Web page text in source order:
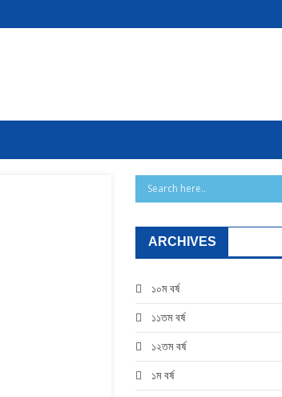
ARCHIVES
১০ম বর্ষ
১১তম বর্ষ
১২তম বর্ষ
১ম বর্ষ